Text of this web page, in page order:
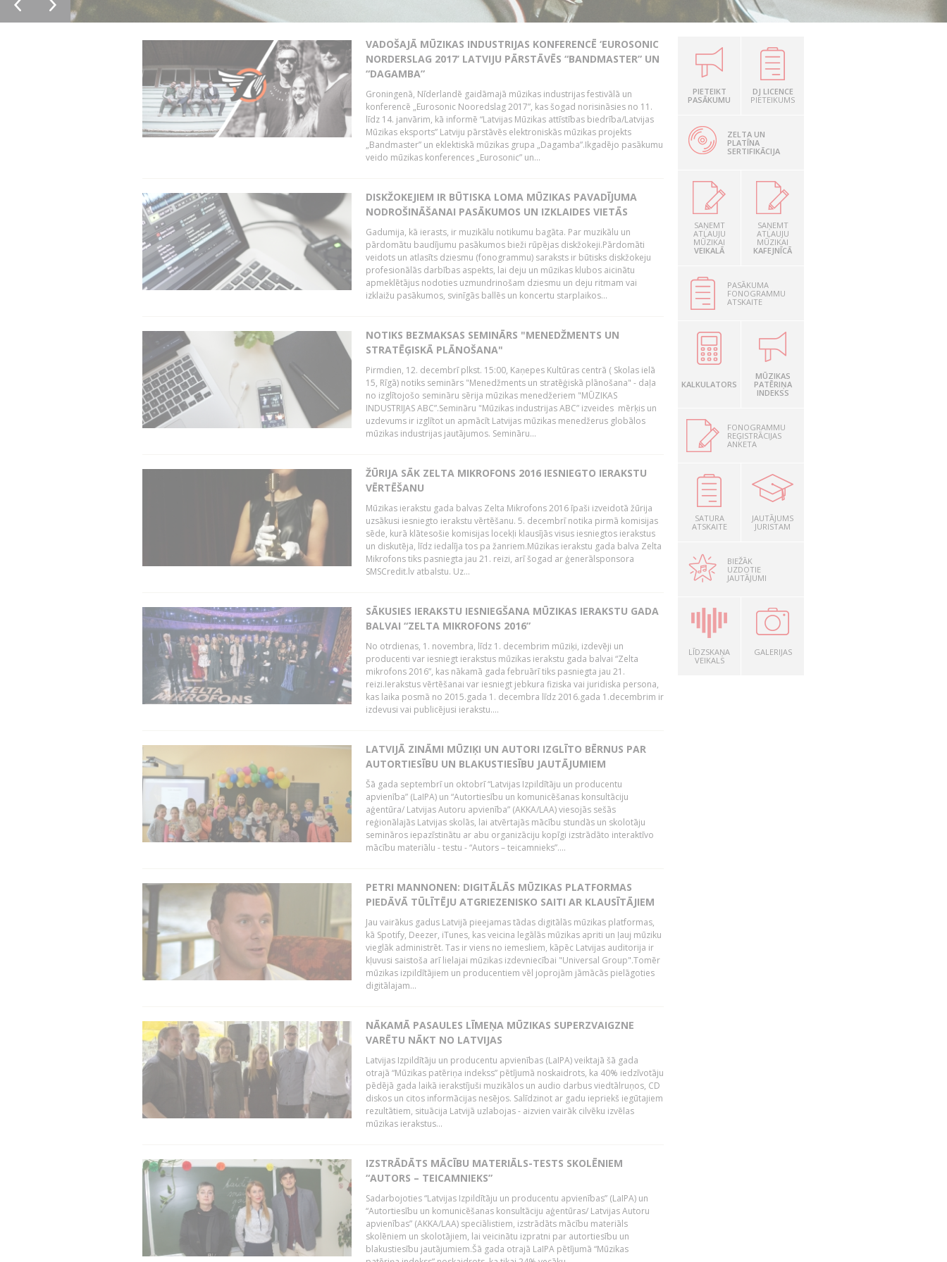
VADOŠAJĀ MŪZIKAS INDUSTRIJAS KONFERENCĒ ‘EUROSONIC
NORDERSLAG 2017’ LATVIJU PĀRSTĀVĒS “BANDMASTER” UN
“DAGAMBA”
Groningenā, Nīderlandē gaidāmajā mūzikas industrijas festivālā un
konferencē „Eurosonic Nooredslag 2017”, kas šogad norisināsies no 11.
līdz 14. janvārim, kā informē “Latvijas Mūzikas attīstības biedrība/Latvijas
Mūzikas eksports” Latviju pārstāvēs elektroniskās mūzikas projekts
„Bandmaster” un eklektiskā mūzikas grupa „Dagamba”.Ikgadējo pasākumu
veido mūzikas konferences „Eurosonic” un...
DISKŽOKEJIEM IR BŪTISKA LOMA MŪZIKAS PAVADĪJUMA
NODROŠINĀŠANAI PASĀKUMOS UN IZKLAIDES VIETĀS
Gadumija, kā ierasts, ir muzikālu notikumu bagāta. Par muzikālu un
pārdomātu baudījumu pasākumos bieži rūpējas diskžokeji.Pārdomāti
veidots un atlasīts dziesmu (fonogrammu) saraksts ir būtisks diskžokeju
profesionālās darbības aspekts, lai deju un mūzikas klubos aicinātu
apmeklētājus nodoties uzmundrinošam dziesmu un deju ritmam vai
izklaižu pasākumos, svinīgās ballēs un koncertu starplaikos...
NOTIKS BEZMAKSAS SEMINĀRS "MENEDŽMENTS UN
STRATĒĢISKĀ PLĀNOŠANA"
Pirmdien, 12. decembrī plkst. 15:00, Kaņepes Kultūras centrā ( Skolas ielā
15, Rīgā) notiks seminārs "Menedžments un stratēģiskā plānošana" - daļa
no izglītojošo semināru sērija mūzikas menedžeriem "MŪZIKAS
INDUSTRIJAS ABC”.Semināru "Mūzikas industrijas ABC” izveides mērķis un
uzdevums ir izglītot un apmācīt Latvijas mūzikas menedžerus globālos
mūzikas industrijas jautājumos. Semināru...
ŽŪRIJA SĀK ZELTA MIKROFONS 2016 IESNIEGTO IERAKSTU
VĒRTĒŠANU
Mūzikas ierakstu gada balvas Zelta Mikrofons 2016 īpaši izveidotā žūrija
uzsākusi iesniegto ierakstu vērtēšanu. 5. decembrī notika pirmā komisijas
sēde, kurā klātesošie komisijas locekļi klausījās visus iesniegtos ierakstus
un diskutēja, līdz iedalīja tos pa žanriem.Mūzikas ierakstu gada balva Zelta
Mikrofons tiks pasniegta jau 21. reizi, arī šogad ar ģenerālsponsora
SMSCredit.lv atbalstu. Uz...
SĀKUSIES IERAKSTU IESNIEGŠANA MŪZIKAS IERAKSTU GADA
BALVAI “ZELTA MIKROFONS 2016”
No otrdienas, 1. novembra, līdz 1. decembrim mūziķi, izdevēji un
producenti var iesniegt ierakstus mūzikas ierakstu gada balvai “Zelta
mikrofons 2016”, kas nākamā gada februārī tiks pasniegta jau 21.
reizi.Ierakstus vērtēšanai var iesniegt jebkura fiziska vai juridiska persona,
kas laika posmā no 2015.gada 1. decembra līdz 2016.gada 1.decembrim ir
izdevusi vai publicējusi ierakstu....
LATVIJĀ ZINĀMI MŪZIĶI UN AUTORI IZGLĪTO BĒRNUS PAR
AUTORTIESĪBU UN BLAKUSTIESĪBU JAUTĀJUMIEM
Šā gada septembrī un oktobrī “Latvijas Izpildītāju un producentu
apvienība” (LaIPA) un “Autortiesību un komunicēšanas konsultāciju
aģentūra/ Latvijas Autoru apvienība” (AKKA/LAA) viesojās sešās
reģionālajās Latvijas skolās, lai atvērtajās mācību stundās un skolotāju
semināros iepazīstinātu ar abu organizāciju kopīgi izstrādāto interaktīvo
mācību materiālu - testu - “Autors – teicamnieks”....
PETRI MANNONEN: DIGITĀLĀS MŪZIKAS PLATFORMAS
PIEDĀVĀ TŪLĪTĒJU ATGRIEZENISKO SAITI AR KLAUSĪTĀJIEM
Jau vairākus gadus Latvijā pieejamas tādas digitālās mūzikas platformas,
kā Spotify, Deezer, iTunes, kas veicina legālās mūzikas apriti un ļauj mūziku
vieglāk administrēt. Tas ir viens no iemesliem, kāpēc Latvijas auditorija ir
kļuvusi saistoša arī lielajai mūzikas izdevniecībai "Universal Group".Tomēr
mūzikas izpildītājiem un producentiem vēl joprojām jāmācās pielāgoties
digitālajam...
NĀKAMĀ PASAULES LĪMEŅA MŪZIKAS SUPERZVAIGZNE
VARĒTU NĀKT NO LATVIJAS
Latvijas Izpildītāju un producentu apvienības (LaIPA) veiktajā šā gada
otrajā “Mūzikas patēriņa indekss” pētījumā noskaidrots, ka 40% iedzīvotāju
pēdējā gada laikā ierakstījuši muzikālos un audio darbus viedtālruņos, CD
diskos un citos informācijas nesējos. Salīdzinot ar gadu iepriekš iegūtajiem
rezultātiem, situācija Latvijā uzlabojas - aizvien vairāk cilvēku izvēlas
mūzikas ierakstus...
IZSTRĀDĀTS MĀCĪBU MATERIĀLS-TESTS SKOLĒNIEM
“AUTORS – TEICAMNIEKS”
Sadarbojoties “Latvijas Izpildītāju un producentu apvienības” (LaIPA) un
“Autortiesību un komunicēšanas konsultāciju aģentūras/ Latvijas Autoru
apvienības” (AKKA/LAA) speciālistiem, izstrādāts mācību materiāls
skolēniem un skolotājiem, lai veicinātu izpratni par autortiesību un
blakustiesību jautājumiem.Šā gada otrajā LaIPA pētījumā “Mūzikas
PIETEIKT
PASĀKUMU
DJ LICENCE
PIETEIKUMS
ZELTA UN
PLATĪNA
SERTIFIKĀCIJA
SAŅEMT
ATĻAUJU
MŪZIKAI
VEIKALĀ
SAŅEMT
ATĻAUJU
MŪZIKAI
KAFEJNĪCĀ
PASĀKUMA
FONOGRAMMU
ATSKAITE
KALKULATORS
MŪZIKAS
PATĒRIŅA
INDEKSS
FONOGRAMMU
REĢISTRĀCIJAS
ANKETA
SATURA
ATSKAITE
JAUTĀJUMS
JURISTAM
BIEŽĀK
UZDOTIE
JAUTĀJUMI
LĪDZSKAŅA
VEIKALS
GALERIJAS